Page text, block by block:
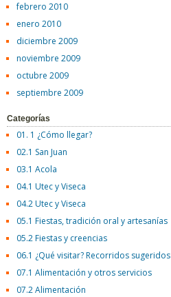
febrero 2010
enero 2010
diciembre 2009
noviembre 2009
octubre 2009
septiembre 2009
Categorías
01. 1 ¿Cómo llegar?
02.1 San Juan
03.1 Acola
04.1 Utec y Viseca
04.2 Utec y Viseca
05.1 Fiestas, tradición oral y artesanías
05.2 Fiestas y creencias
06.1 ¿Qué visitar? Recorridos sugeridos
07.1 Alimentación y otros servicios
07.2 Alimentación